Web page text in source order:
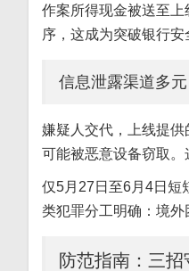
作案所得现金被送至
序，这成为突破银行安
信息泄露渠道多
嫌疑人交代，上线提
可能被恶意设备窃取。
仅5月27日至6月4日短
类犯罪分工明确：境外
防范指南：三